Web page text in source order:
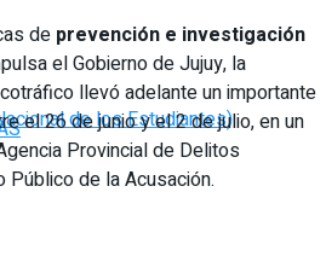
de los Estudiantes)
de prevención e investigación
el Gobierno de Jujuy, la
llevó adelante un importante
el 26 de junio y el 2 de julio, en un
Provincial de Delitos
de la Acusación.